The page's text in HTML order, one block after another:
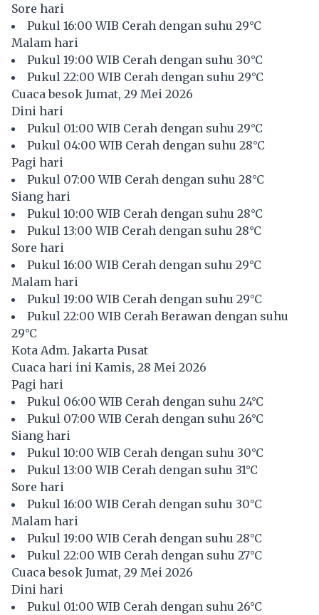
Sore hari
Pukul 16:00 WIB Cerah dengan suhu 29°C
Malam hari
Pukul 19:00 WIB Cerah dengan suhu 30°C
Pukul 22:00 WIB Cerah dengan suhu 29°C
Cuaca besok Jumat, 29 Mei 2026
Dini hari
Pukul 01:00 WIB Cerah dengan suhu 29°C
Pukul 04:00 WIB Cerah dengan suhu 28°C
Pagi hari
Pukul 07:00 WIB Cerah dengan suhu 28°C
Siang hari
Pukul 10:00 WIB Cerah dengan suhu 28°C
Pukul 13:00 WIB Cerah dengan suhu 28°C
Sore hari
Pukul 16:00 WIB Cerah dengan suhu 29°C
Malam hari
Pukul 19:00 WIB Cerah dengan suhu 29°C
Pukul 22:00 WIB Cerah Berawan dengan suhu
29°C
Kota Adm. Jakarta Pusat
Cuaca hari ini Kamis, 28 Mei 2026
Pagi hari
Pukul 06:00 WIB Cerah dengan suhu 24°C
Pukul 07:00 WIB Cerah dengan suhu 26°C
Siang hari
Pukul 10:00 WIB Cerah dengan suhu 30°C
Pukul 13:00 WIB Cerah dengan suhu 31°C
Sore hari
Pukul 16:00 WIB Cerah dengan suhu 30°C
Malam hari
Pukul 19:00 WIB Cerah dengan suhu 28°C
Pukul 22:00 WIB Cerah dengan suhu 27°C
Cuaca besok Jumat, 29 Mei 2026
Dini hari
Pukul 01:00 WIB Cerah dengan suhu 26°C